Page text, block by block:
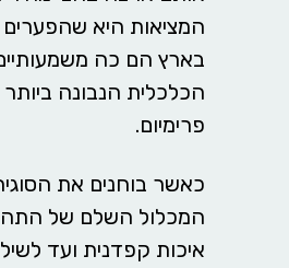
המציאות היא שהפערים
בארץ הם כה
הכלכלית הנבונה
פרימיום.
כאשר בוחנים את
המכלול השלם של
איכות קפדנית ועד